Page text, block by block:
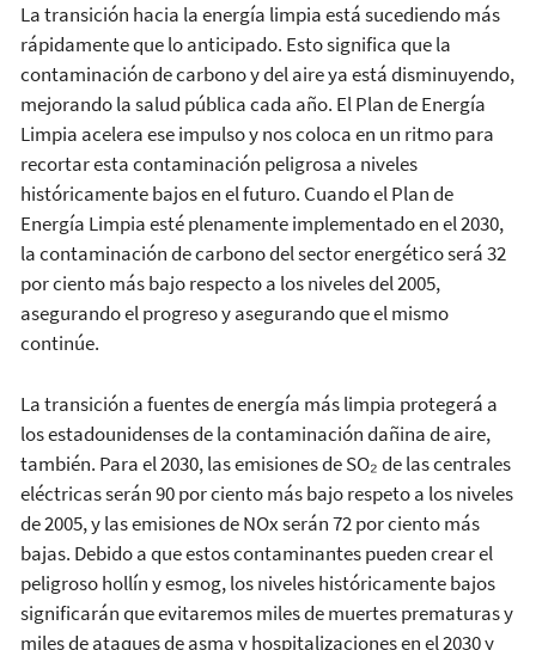
La transición hacia la energía limpia está sucediendo más
rápidamente que lo anticipado. Esto significa que la
contaminación de carbono y del aire ya está disminuyendo,
mejorando la salud pública cada año. El Plan de Energía
Limpia acelera ese impulso y nos coloca en un ritmo para
recortar esta contaminación peligrosa a niveles
históricamente bajos en el futuro. Cuando el Plan de
Energía Limpia esté plenamente implementado en el 2030,
la contaminación de carbono del sector energético será 32
por ciento más bajo respecto a los niveles del 2005,
asegurando el progreso y asegurando que el mismo
continúe.
La transición a fuentes de energía más limpia protegerá a
los estadounidenses de la contaminación dañina de aire,
también. Para el 2030, las emisiones de SO₂ de las centrales
eléctricas serán 90 por ciento más bajo respeto a los niveles
de 2005, y las emisiones de NOx serán 72 por ciento más
bajas. Debido a que estos contaminantes pueden crear el
peligroso hollín y esmog, los niveles históricamente bajos
significarán que evitaremos miles de muertes prematuras y
miles de ataques de asma y hospitalizaciones en el 2030 y